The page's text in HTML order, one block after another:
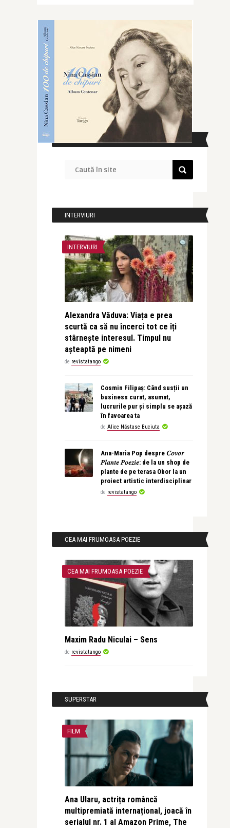
CAUTĂ ÎN SITE
INTERVIURI
INTERVIURI
Alexandra Văduva: Viața e prea
scurtă ca să nu încerci tot ce îți
stârnește interesul. Timpul nu
așteaptă pe nimeni
de revistatango
Cosmin Filipaș: Când susții un
business curat, asumat,
lucrurile pur și simplu se așază
în favoarea ta
de Alice Năstase Buciuta
Ana-Maria Pop despre 𝐶𝑜𝑣𝑜𝑟
𝑃𝑙𝑎𝑛𝑡𝑒 𝑃𝑜𝑒𝑧𝑖𝑒: de la un shop de
plante de pe terasa Obor la un
proiect artistic interdisciplinar
de revistatango
CEA MAI FRUMOASA POEZIE
CEA MAI FRUMOASA POEZIE
Maxim Radu Niculai – Sens
de revistatango
SUPERSTAR
FILM
Ana Ularu, actrița româncă
multipremiată internațional, joacă în
serialul nr. 1 al Amazon Prime, The